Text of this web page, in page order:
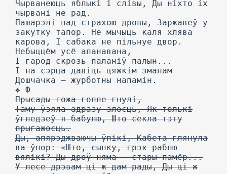
Чырванеюць яблыкі і слівы, Ды ніхто іх
чырвані не рад.
Пашарэлі пад страхою дровы, Заржавеў у
закутку тапор. Не мычыць каля хлява
карова, I сабака не пільнуе двор.
Небыццём усё апанавана,
I гарод скрозь паланіў палын...
I на сэрца давіць цяжкім зманам
Дошчачка — журботны напамін.
❖ Ф
Прысады гожа голле гнулі,
Таму ўзяла адразу злосць, Як толькі
ўгледзеў я бабулю, Што секла тэту
прыгажосць.
Ды, апярэджваючы ўпікі, Кабета глянула
ва ўпор: «Што, сынку, грэх раблю
вялікі? Ды дроў няма — стары памёр...
У лесе дрэвам ці ж дам рады, Ды ці ж